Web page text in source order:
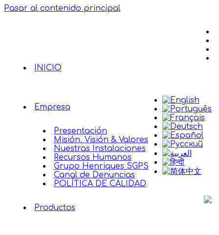
Pasar al contenido principal
INICIO
Empresa
Presentación
Misión, Visión & Valores
Nuestras Instalaciones
Recursos Humanos
Grupo Henriques SGPS
Canal de Denuncias
POLÍTICA DE CALIDAD
Productos